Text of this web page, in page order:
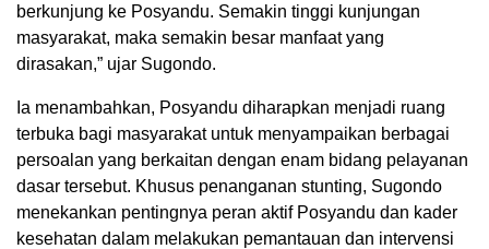
berkunjung ke Posyandu. Semakin tinggi kunjungan
masyarakat, maka semakin besar manfaat yang
dirasakan,” ujar Sugondo.
Ia menambahkan, Posyandu diharapkan menjadi ruang
terbuka bagi masyarakat untuk menyampaikan berbagai
persoalan yang berkaitan dengan enam bidang pelayanan
dasar tersebut. Khusus penanganan stunting, Sugondo
menekankan pentingnya peran aktif Posyandu dan kader
kesehatan dalam melakukan pemantauan dan intervensi